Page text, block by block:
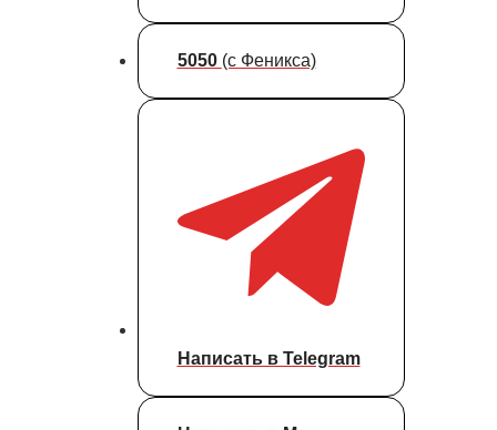
5050 (с Феникса)
Написать в Telegram